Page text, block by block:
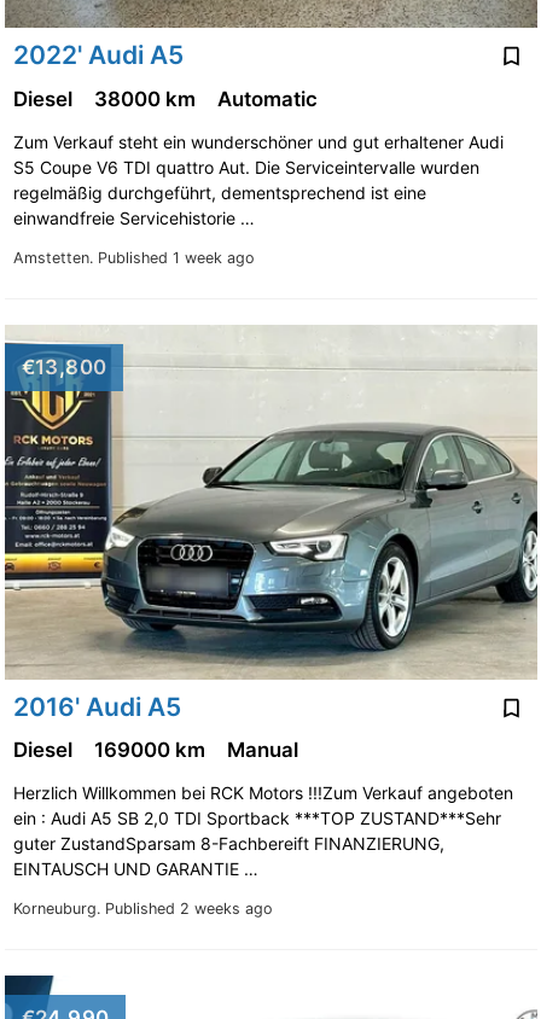
2022' Audi A5
Amstetten. Published 1 week ago
Diesel 38000 km Automatic
Zum Verkauf steht ein wunderschöner und gut erhaltener Audi
S5 Coupe V6 TDI quattro Aut. Die Serviceintervalle wurden
regelmäßig durchgeführt, dementsprechend ist eine
einwandfreie Servicehistorie …
€13,800
2016' Audi A5
Korneuburg. Published 2 weeks ago
Diesel 169000 km Manual
Herzlich Willkommen bei RCK Motors !!!Zum Verkauf angeboten
ein : Audi A5 SB 2,0 TDI Sportback ***TOP ZUSTAND***Sehr
guter ZustandSparsam 8-Fachbereift FINANZIERUNG,
EINTAUSCH UND GARANTIE …